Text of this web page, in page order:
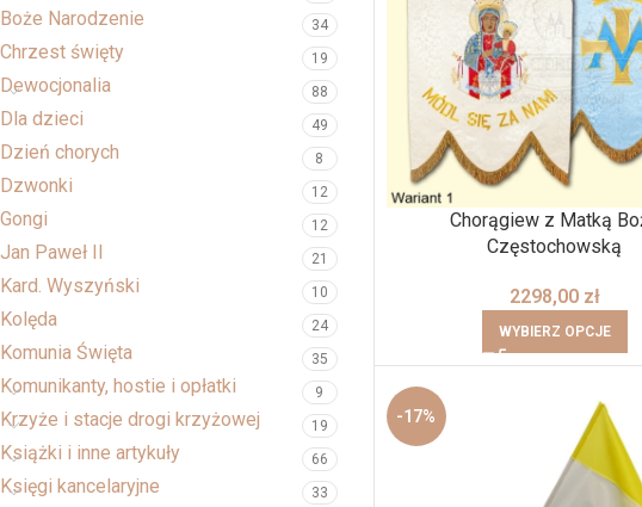
Boże Narodzenie 34
Chrzest święty 19
Dewocjonalia 88
Dla dzieci 49
Dzień chorych 8
Dzwonki 12
Gongi 12
Jan Paweł II 21
Kard. Wyszyński 10
Kolęda 24
Komunia Święta 35
Komunikanty, hostie i opłatki 9
Krzyże i stacje drogi krzyżowej 19
Książki i inne artykuły 66
Księgi kancelaryjne 33
Chorągiew z Matką
Częstochowską
2298,00 zł
WYBIERZ OPCJE
-17%